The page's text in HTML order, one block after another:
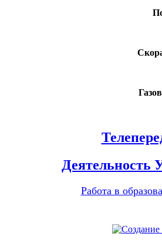
Работа в